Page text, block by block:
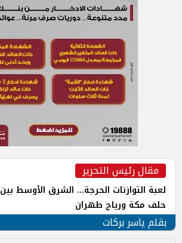
مقال رئيس التحرير
لعبة التوازنات الحرجة... الشرق الأوسط بين
حلف مكة ورياح طهران
بقلم ياسر بركات